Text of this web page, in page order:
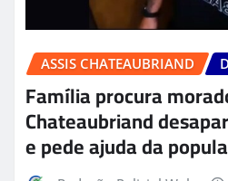
ASSIS CHATEAUBRIAND
Família procura
Chateaubriand
e pede ajuda da